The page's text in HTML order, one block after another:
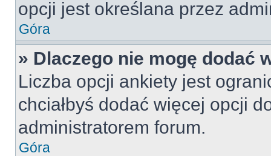
opcji jest określana przez
Góra
» Dlaczego nie mogę dodać
Liczba opcji ankiety jest
chciałbyś dodać więcej opcji
administratorem forum.
Góra